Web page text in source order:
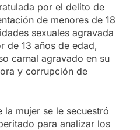
por el delito de
de menores de 18
sexuales agravada
de 13 años de edad,
carnal agravado en su
y corrupción de
la mujer se le secuestró
para analizar los